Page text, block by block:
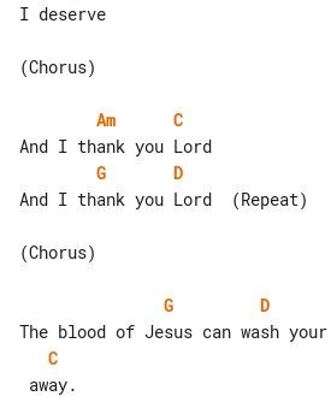
I deserve
(Chorus)
Am
C
G
D
And I thank you Lord  (Repeat)
(Chorus)
G
D
C